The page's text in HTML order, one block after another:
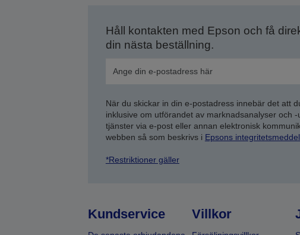
Håll kontakten med Epson och få
din nästa beställning.
När du skickar in din e-postadress innebär det att
inklusive om utförandet av marknadsanalyser och
tjänster via e-post eller annan elektronisk
webben så som beskrivs i Epsons
*Restriktioner gäller
Kundservice Villkor